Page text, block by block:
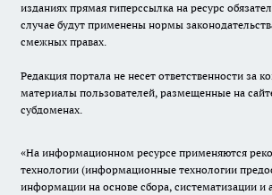
изданиях прямая гиперссылка на ресурс
случае будут применены нормы
смежных правах.
Редакция портала не несет ответственности за
материалы пользователей, размещенные на
субдоменах.
«На информационном ресурсе применяются
технологии (информационные технологии
информации на основе сбора, систематизации и